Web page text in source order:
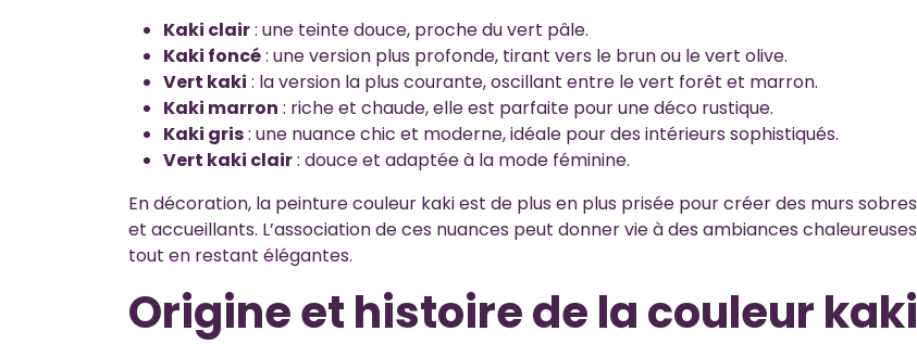
Kaki clair: une teinte douce, proche du vert pâle.
Kaki foncé: une version plus profonde, tirant vers le brun ou le vert olive.
Vert kaki : la version la plus courante, oscillant entre le vert forêt et marron.
Kaki marron : riche et chaude, elle est parfaite pour une déco rustique.
Kaki gris: une nuance chic et moderne, idéale pour des intérieurs sophistiqués.
Vert kaki clair: douce et adaptée à la mode féminine.
En décoration, la peinture couleur kaki est de plus en plus prisée pour créer des murs sobres
et accueillants. L’association de ces nuances peut donner vie à des ambiances chaleureuses
tout en restant élégantes.
Origine et histoire de la couleur kaki